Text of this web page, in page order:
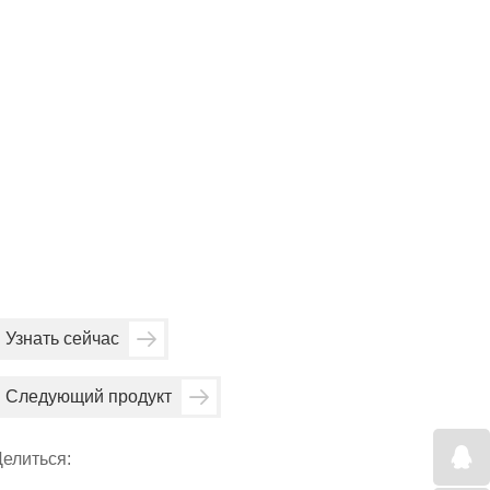
Узнать сейчас
Следующий продукт